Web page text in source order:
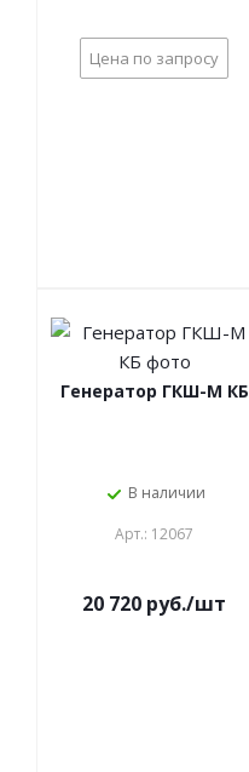
Цена по запросу
Генератор ГКШ-М КБ
В наличии
Арт.: 12067
20 720 руб./шт